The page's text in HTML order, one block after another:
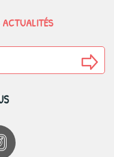
ACTUALITÉS